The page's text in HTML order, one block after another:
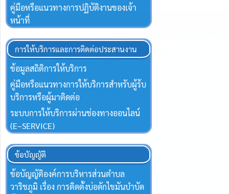
คู่มือหรือแนวทางการปฏิบัติงานของเจ้า
หน้าที่
การให้บริการและการติดต่อประสานงาน
ข้อมูลสถิติการให้บริการ
คู่มือหรือแนวทางการให้บริการสำหรับผู้ร้บ
บริการหรือผู้มาติดต่อ
ระบบการให้บริการผ่านช่องทางออนไลน์
(E–SERVICE)
ข้อบัญญัติ
ข้อบัญญัติองค์การบริหารส่วนตำบล
วาริชภูมิ เรื่อง การติดตั้งบ่อดักไขมันบำบัด